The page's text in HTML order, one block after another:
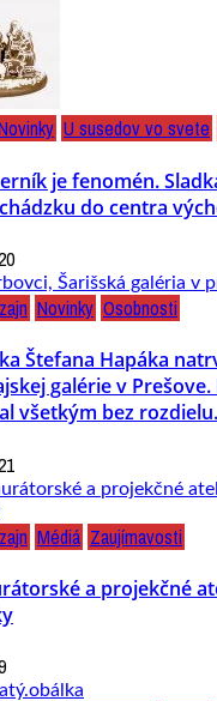
U susedov vo svete
je fenomén.
do centra
Novinky Osobnosti
Štefana Hapáka
galérie v
všetkým bez
Médiá Zaujímavosti
a projekčné